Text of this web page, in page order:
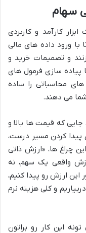
سهام
کارآمد و کاربردی
ورود داده های مالی
و تصمیمات خرید و
پیاده سازی فرمول های
محاسباتی را ساده
می دهند.
که قیمت ها بالا و
پیدا کردن مسیر درست،
چراغ ها، «ارزش ذاتی
واقعی یک سهم، نه
ارزش رو پیدا کنیم،
و کلی هزینه نرم
این کار رو براتون